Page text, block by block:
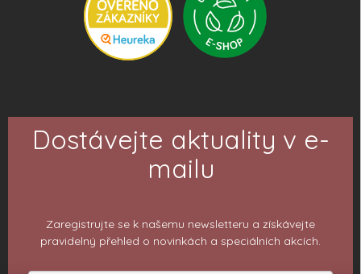
Dostávejte aktuality v e-
mailu
Zaregistrujte se k našemu newsletteru a získávejte
pravidelný přehled o novinkách a speciálních akcích.